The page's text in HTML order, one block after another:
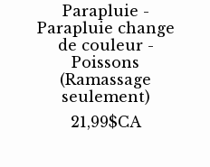
Parapluie -
Parapluie change
de couleur -
Poissons
(Ramassage
seulement)
21,99$CA